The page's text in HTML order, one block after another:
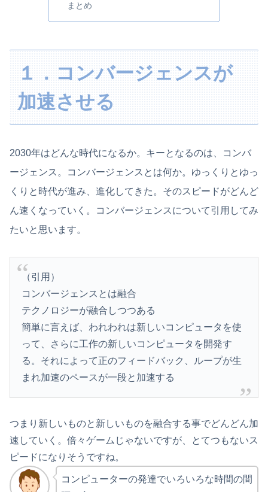
まとめ
１．コンバージェンスが
加速させる
2030年はどんな時代になるか。キーとなるのは、コンバ
ージェンス。コンバージェンスとは何か。ゆっくりとゆっ
くりと時代が進み、進化してきた。そのスピードがどんど
ん速くなっていく。コンバージェンスについて引用してみ
たいと思います。
（引用）
コンバージェンスとは融合
テクノロジーが融合しつつある
簡単に言えば、われわれは新しいコンピュータを使
って、さらに工作の新しいコンピュータを開発す
る。それによって正のフィードバック、ループが生
まれ加速のペースが一段と加速する
つまり新しいものと新しいものを融合する事でどんどん加
速していく。倍々ゲームじゃないですが、とてつもないス
ピードになりそうですね。
コンピューターの発達でいろいろな時間の間